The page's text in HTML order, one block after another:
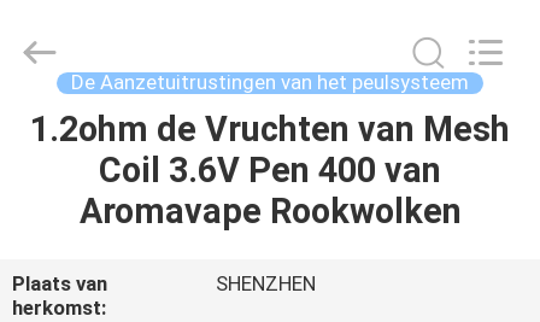
HUIS
PRODUCTEN
VIDEO'S
Reserved.
Developed
De Aanzetuitrustingen van het peulsysteem
1.2ohm de Vruchten van Mesh
Coil 3.6V Pen 400 van
Aromavape Rookwolken
Plaats van
herkomst:
SHENZHEN